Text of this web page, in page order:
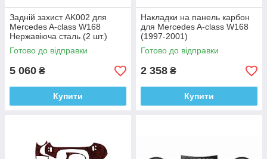
Задній захист AK002 для
Mercedes A-сlass W168
Нержавіюча сталь (2 шт.)
Готово до відправки
5 060 ₴
Купити
Накладки на панель карбон
для Mercedes A-сlass W168
(1997-2001)
Готово до відправки
2 358 ₴
Купити